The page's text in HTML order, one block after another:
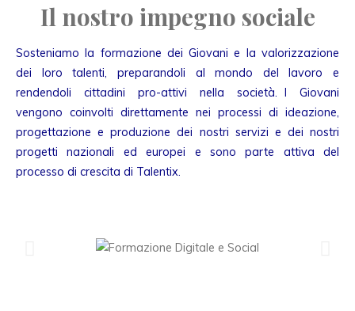
Il nostro impegno sociale
Sosteniamo la formazione dei Giovani e la valorizzazione
dei loro talenti, preparandoli al mondo del lavoro e
rendendoli cittadini pro-attivi nella società. I Giovani
vengono coinvolti direttamente nei processi di ideazione,
progettazione e produzione dei nostri servizi e dei nostri
progetti nazionali ed europei e sono parte attiva del
processo di crescita di Talentix.